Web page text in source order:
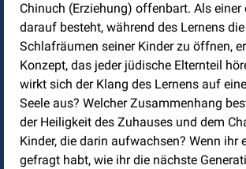
Chinuch (Erziehung) offenbart. Als einer
darauf besteht, während des Lernens
Schlafräumen seiner Kinder zu öffnen,
Konzept, das jeder jüdische Elternteil
wirkt sich der Klang des Lernens auf
Seele aus? Welcher Zusammenhang
der Heiligkeit des Zuhauses und dem
Kinder, die darin aufwachsen? Wenn ihr
gefragt habt, wie ihr die nächste